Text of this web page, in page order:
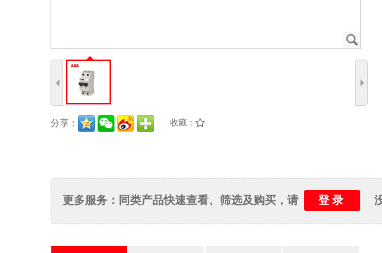
J
4 5
分享： 收藏： /
更多服务：同类产品快速查看、筛选及购买，请 登录